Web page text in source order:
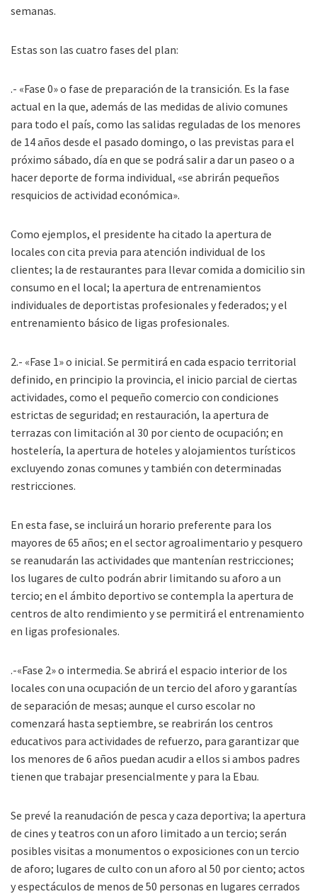
semanas.
Estas son las cuatro fases del plan:
.- «Fase 0» o fase de preparación de la transición. Es la fase
actual en la que, además de las medidas de alivio comunes
para todo el país, como las salidas reguladas de los menores
de 14 años desde el pasado domingo, o las previstas para el
próximo sábado, día en que se podrá salir a dar un paseo o a
hacer deporte de forma individual, «se abrirán pequeños
resquicios de actividad económica».
Como ejemplos, el presidente ha citado la apertura de
locales con cita previa para atención individual de los
clientes; la de restaurantes para llevar comida a domicilio sin
consumo en el local; la apertura de entrenamientos
individuales de deportistas profesionales y federados; y el
entrenamiento básico de ligas profesionales.
2.- «Fase 1» o inicial. Se permitirá en cada espacio territorial
definido, en principio la provincia, el inicio parcial de ciertas
actividades, como el pequeño comercio con condiciones
estrictas de seguridad; en restauración, la apertura de
terrazas con limitación al 30 por ciento de ocupación; en
hostelería, la apertura de hoteles y alojamientos turísticos
excluyendo zonas comunes y también con determinadas
restricciones.
En esta fase, se incluirá un horario preferente para los
mayores de 65 años; en el sector agroalimentario y pesquero
se reanudarán las actividades que mantenían restricciones;
los lugares de culto podrán abrir limitando su aforo a un
tercio; en el ámbito deportivo se contempla la apertura de
centros de alto rendimiento y se permitirá el entrenamiento
en ligas profesionales.
.-«Fase 2» o intermedia. Se abrirá el espacio interior de los
locales con una ocupación de un tercio del aforo y garantías
de separación de mesas; aunque el curso escolar no
comenzará hasta septiembre, se reabrirán los centros
educativos para actividades de refuerzo, para garantizar que
los menores de 6 años puedan acudir a ellos si ambos padres
tienen que trabajar presencialmente y para la Ebau.
Se prevé la reanudación de pesca y caza deportiva; la apertura
de cines y teatros con un aforo limitado a un tercio; serán
posibles visitas a monumentos o exposiciones con un tercio
de aforo; lugares de culto con un aforo al 50 por ciento; actos
y espectáculos de menos de 50 personas en lugares cerrados